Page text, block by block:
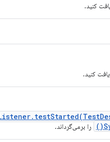
کنید.
کنید.
را برمی‌گرداند.